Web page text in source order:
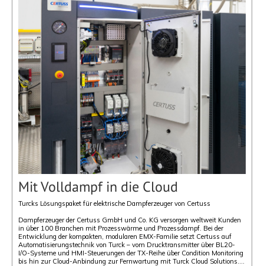
Mit Volldampf in die Cloud
Turcks Lösungspaket für elektrische Dampferzeuger von Certuss
Dampferzeuger der Certuss GmbH und Co. KG versorgen weltweit Kunden
in über 100 Branchen mit Prozesswärme und Prozessdampf. Bei der
Entwicklung der kompakten, modularen EMX-Familie setzt Certuss auf
Automatisierungstechnik von Turck – vom Drucktransmitter über BL20-
I/O-Systeme und HMI-Steuerungen der TX-Reihe über Condition Monitoring
bis hin zur Cloud-Anbindung zur Fernwartung mit Turck Cloud Solutions.